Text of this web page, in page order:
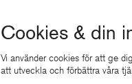
Cookies & din
Vi använder cookies för att ge
att utveckla och förbättra våra